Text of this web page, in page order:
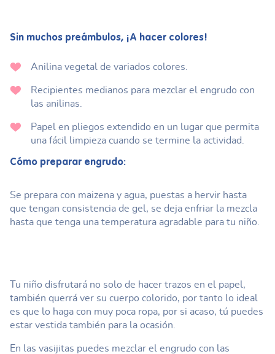
Sin muchos preámbulos, ¡A hacer colores!
Anilina vegetal de variados colores.
Recipientes medianos para mezclar el engrudo con
las anilinas.
Papel en pliegos extendido en un lugar que permita
una fácil limpieza cuando se termine la actividad.
Cómo preparar engrudo:
Se prepara con maizena y agua, puestas a hervir hasta
que tengan consistencia de gel, se deja enfriar la mezcla
hasta que tenga una temperatura agradable para tu niño.
Tu niño disfrutará no solo de hacer trazos en el papel,
también querrá ver su cuerpo colorido, por tanto lo ideal
es que lo haga con muy poca ropa, por si acaso, tú puedes
estar vestida también para la ocasión.
En las vasijitas puedes mezclar el engrudo con las